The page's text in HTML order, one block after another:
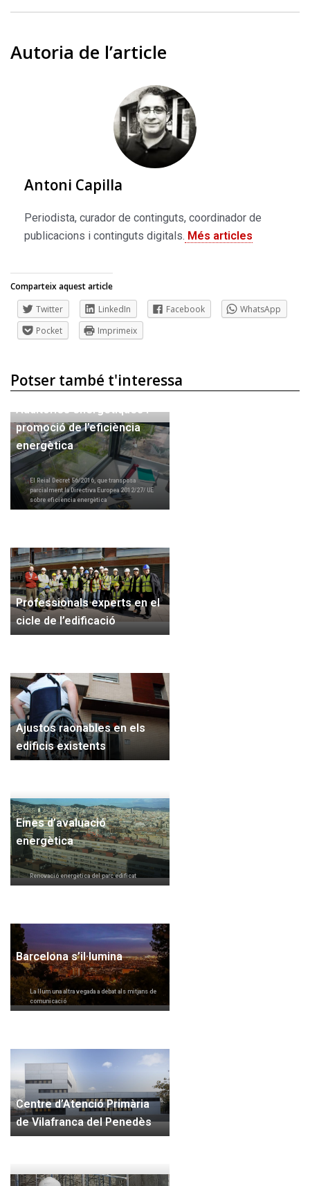
Autoria de l’article
Antoni Capilla
Periodista, curador de continguts, coordinador de
publicacions i continguts digitals. Més articles
Comparteix aquest article
Twitter
LinkedIn Facebook
WhatsApp
Pocket
Imprimeix
Potser també t'interessa
Auditories energètiques i
promoció de l’eficiència
energètica
El Reial Decret 56/2016, que transposa
parcialment la Directiva Europea 2012/27/ UE
sobre eficiència energètica
Professionals experts en el
cicle de l’edificació
Ajustos raonables en els
edificis existents
Eines d’avaluació
energètica
Renovació energètica del parc edificat
Barcelona s’il·lumina
La llum una altra vegada a debat als mitjans de
comunicació
Centre d’Atenció Primària
de Vilafranca del Penedès